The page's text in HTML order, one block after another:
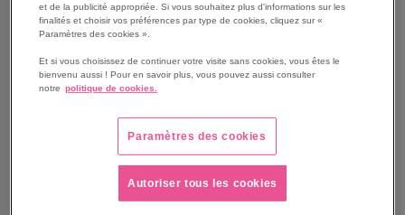
AJOUTER
AUX AUX
et de la publicité appropriée. Si vous souhaitez plus d'informations sur les
finalités et choisir vos préférences par type de cookies, cliquez sur «
Paramètres des cookies ».
Et si vous choisissez de continuer votre visite sans cookies, vous êtes le
bienvenu aussi ! Pour en savoir plus, vous pouvez aussi consulter
notre politique de cookies.
Paramètres des cookies
Autoriser tous les cookies